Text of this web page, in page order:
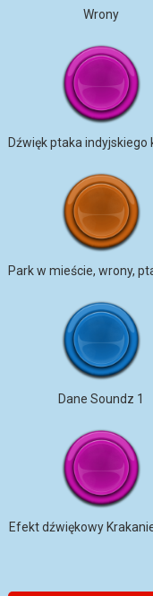
Wrony
Dane Soundz 1
Efekt dźwiękowy